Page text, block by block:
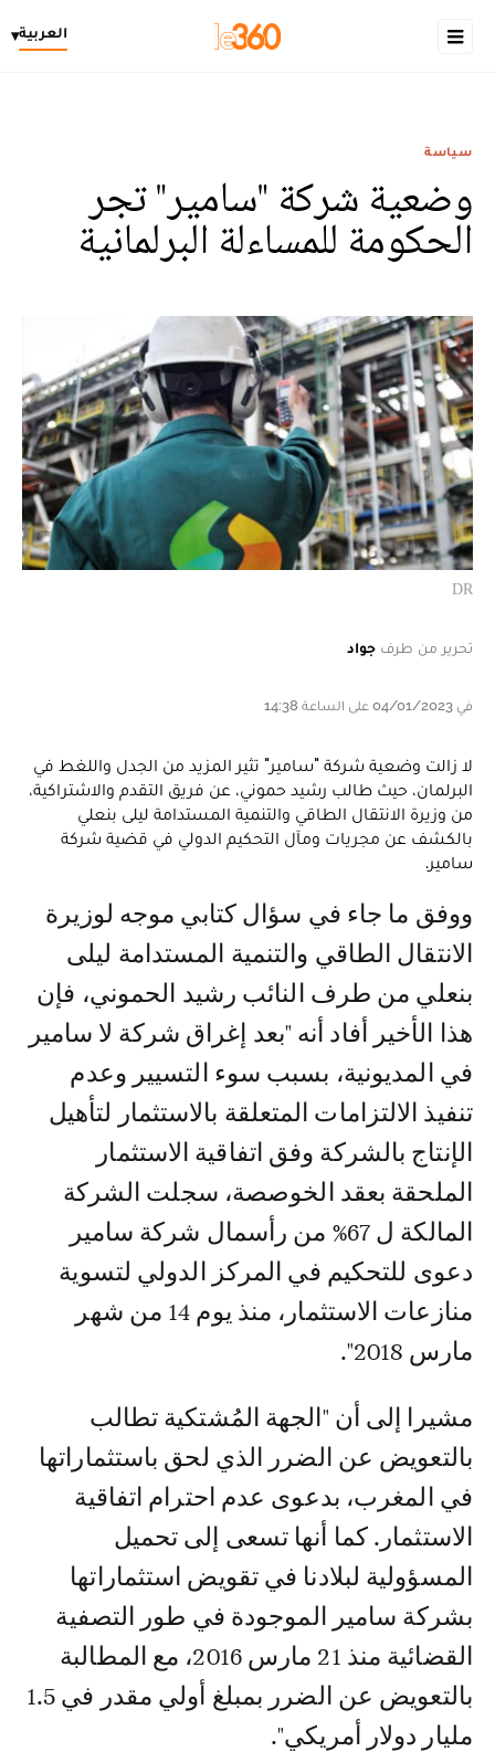
العربية▾
سياسة
وضعية شركة "سامير" تجر
الحكومة للمساءلة البرلمانية
DR
تحرير من طرف جواد
في 04/01/2023 على الساعة 14:38
لا زالت وضعية شركة "سامير" تثير المزيد من الجدل واللغط في
البرلمان، حيث طالب رشيد حموني، عن فريق التقدم والاشتراكية،
من وزيرة الانتقال الطاقي والتنمية المستدامة ليلى بنعلي
بالكشف عن مجريات ومآل التحكيم الدولي في قضية شركة
سامير.
ووفق ما جاء في سؤال كتابي موجه لوزيرة
الانتقال الطاقي والتنمية المستدامة ليلى
بنعلي من طرف النائب رشيد الحموني، فإن
هذا الأخير أفاد أنه "بعد إغراق شركة لا سامير
في المديونية، بسبب سوء التسيير وعدم
تنفيذ الالتزامات المتعلقة بالاستثمار لتأهيل
الإنتاج بالشركة وفق اتفاقية الاستثمار
الملحقة بعقد الخوصصة، سجلت الشركة
المالكة ل 67% من رأسمال شركة سامير
دعوى للتحكيم في المركز الدولي لتسوية
منازعات الاستثمار، منذ يوم 14 من شهر
مارس 2018".
مشيرا إلى أن "الجهة المُشتكية تطالب
بالتعويض عن الضرر الذي لحق باستثماراتها
في المغرب، بدعوى عدم احترام اتفاقية
الاستثمار. كما أنها تسعى إلى تحميل
المسؤولية لبلادنا في تقويض استثماراتها
بشركة سامير الموجودة في طور التصفية
القضائية منذ 21 مارس 2016، مع المطالبة
بالتعويض عن الضرر بمبلغ أولي مقدر في 1.5
مليار دولار أمريكي".